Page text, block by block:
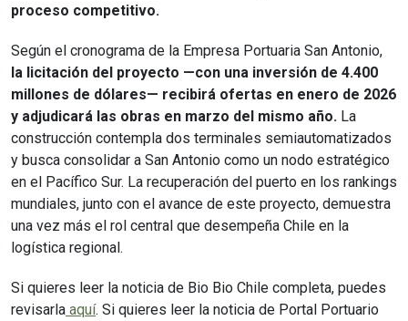
proceso competitivo.
Según el cronograma de la Empresa Portuaria San Antonio,
la licitación del proyecto —con una inversión de 4.400
millones de dólares— recibirá ofertas en enero de 2026
y adjudicará las obras en marzo del mismo año. La
construcción contempla dos terminales semiautomatizados
y busca consolidar a San Antonio como un nodo estratégico
en el Pacífico Sur. La recuperación del puerto en los rankings
mundiales, junto con el avance de este proyecto, demuestra
una vez más el rol central que desempeña Chile en la
logística regional.
Si quieres leer la noticia de Bio Bio Chile completa, puedes
revisarla aquí. Si quieres leer la noticia de Portal Portuario